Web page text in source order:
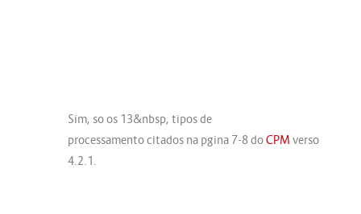
Sim, so os 13&nbsp, tipos de
processamento citados na pgina 7-8 doCPM verso
4.2.1.